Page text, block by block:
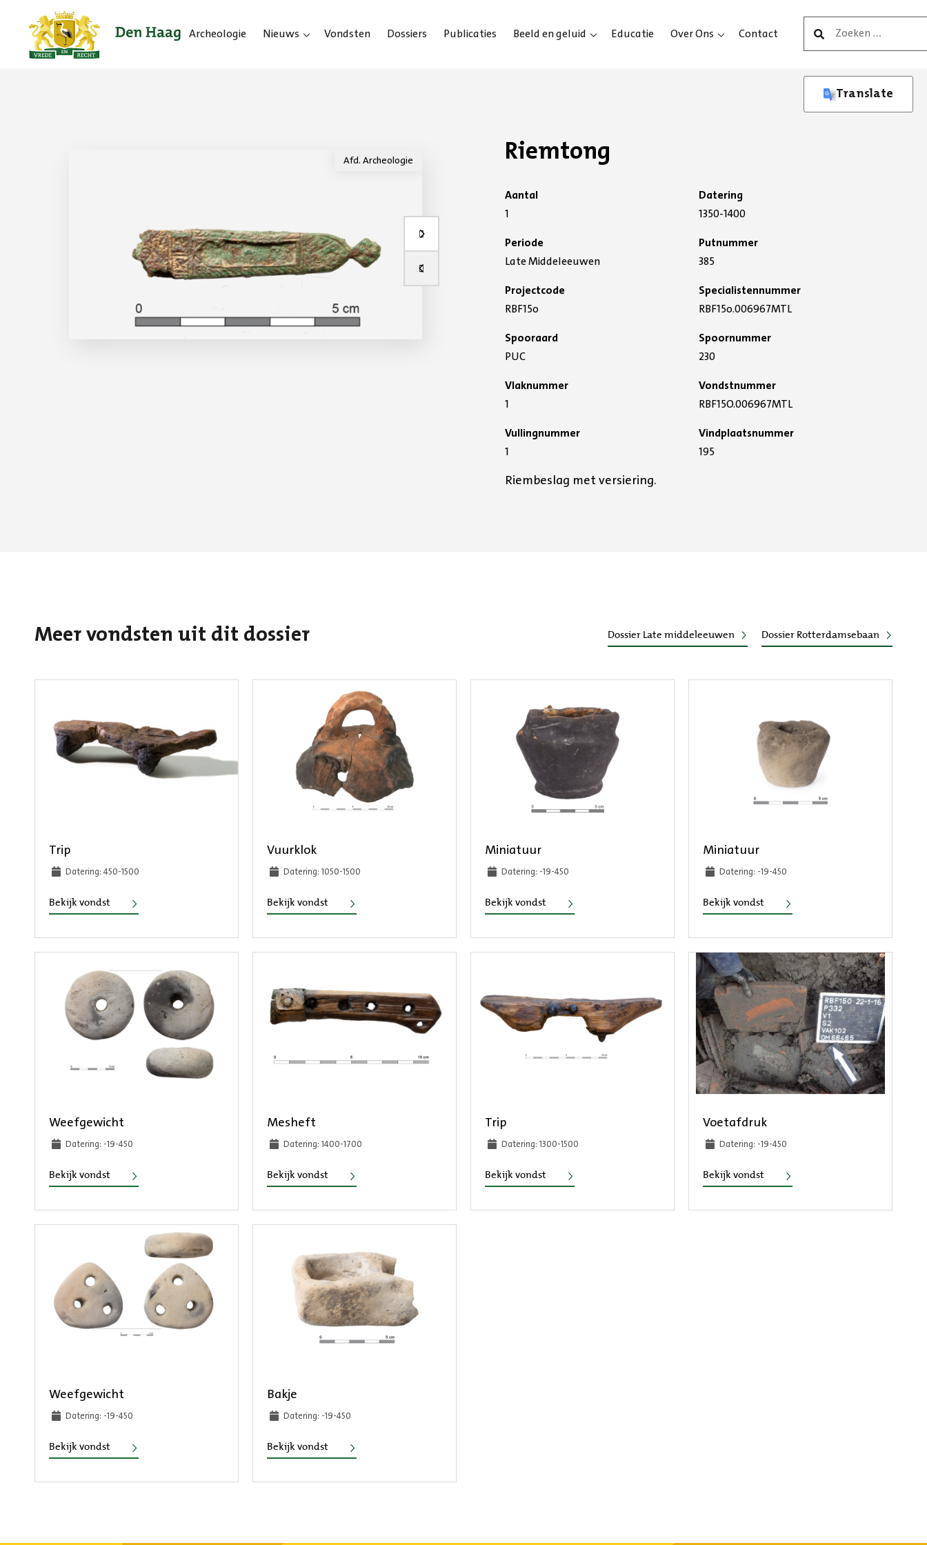
Archeologie Nieuws Vondsten Dossiers Publicaties Beeld en geluid Educatie Over Ons Contact
Zoeken
naar:
Translate
Riemtong
Aantal
1
Datering
1350-1400
Periode
Late Middeleeuwen
Putnummer
385
Projectcode
RBF15o
Specialistennummer
RBF15o.006967MTL
Spooraard
PUC
Spoornummer
230
Vlaknummer
1
Vondstnummer
RBF15O.006967MTL
Vullingnummer
1
Vindplaatsnummer
195
Riembeslag met versiering.
Afd. Archeologie
Volgende slide
Meer vondsten uit dit dossier Dossier Late middeleeuwen Dossier Rotterdamsebaan
Trip
Datering: 450-1500
Bekijk vondst
Vuurklok
Datering: 1050-1500
Bekijk vondst Vuurklok
Miniatuur
Datering: -19-450
Bekijk vondst Miniatuur
Miniatuur
Datering: -19-450
Bekijk vondst Miniatuur
Weefgewicht
Datering: -19-450
Bekijk vondst Weefgewicht
Mesheft
Datering: 1400-1700
Bekijk vondst Mesheft
Trip
Datering: 1300-1500
Bekijk vondst
Voetafdruk
Datering: -19-450
Bekijk vondst Voetafdruk
Weefgewicht
Datering: -19-450
Bekijk vondst Weefgewicht
Bakje
Datering: -19-450
Bekijk vondst Bakje